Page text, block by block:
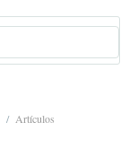
Artículos